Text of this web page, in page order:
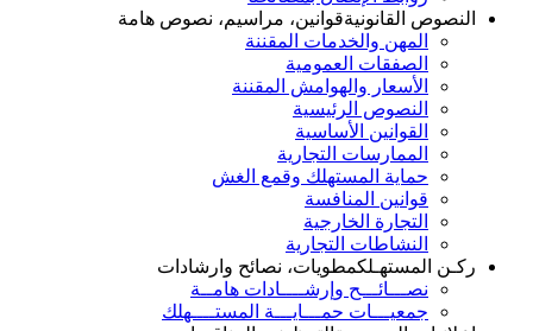
النصوص القانونيةقوانين، مراسيم، نصوص هامة
المهن والخدمات المقننة
الصفقات العمومية
الأسعار والهوامش المقننة
النصوص الرئيسية
القوانين الأساسية
الممارسات التجارية
حماية المستهلك وقمع الغش
قوانين المنافسة
التجارة الخارجية
النشاطات التجارية
ركـن المستهـلكمطويات، نصائح وارشادات
نصـــائـــح وإرشــــادات هامــة
جمعيـــات حمـــايـــة المستــــهلك